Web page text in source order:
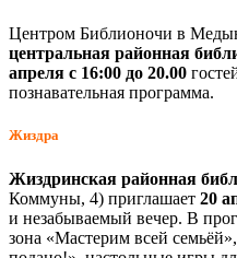
Центром Библионочи в
центральная районная
апреля с 16:00 до 20.00
познавательная программа.
Жиздра
Жиздринская районная
Коммуны, 4) приглашает 20
и незабываемый вечер. В
зона «Мастерим всей